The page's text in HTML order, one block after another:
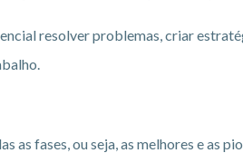
resolver problemas, criar
as fases, ou seja, as melhores e as